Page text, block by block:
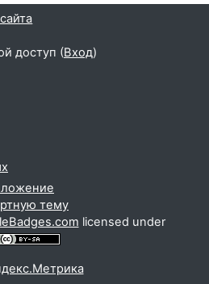
доступ (Вход)
тему
licensed under